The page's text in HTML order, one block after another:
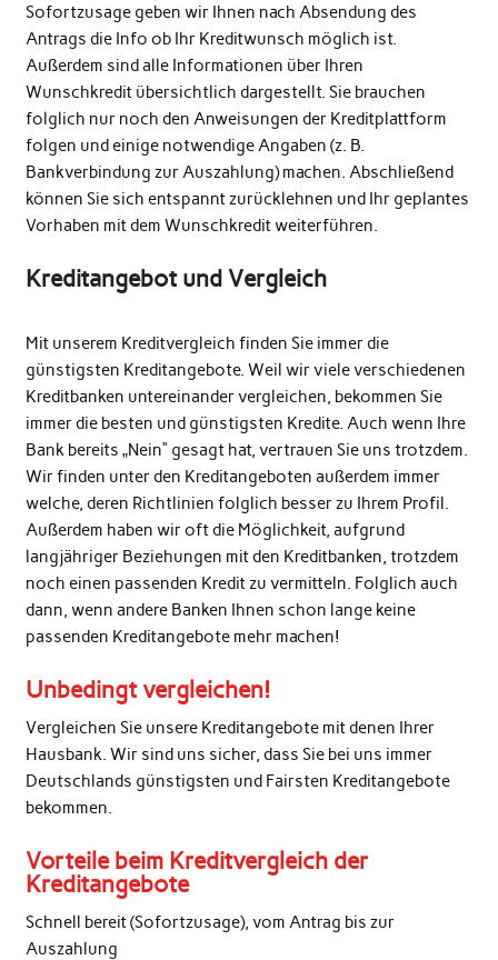
Sofortzusage geben wir Ihnen nach Absendung des
Antrags die Info ob Ihr Kreditwunsch möglich ist.
Außerdem sind alle Informationen über Ihren
Wunschkredit übersichtlich dargestellt. Sie brauchen
folglich nur noch den Anweisungen der Kreditplattform
folgen und einige notwendige Angaben (z. B.
Bankverbindung zur Auszahlung) machen. Abschließend
können Sie sich entspannt zurücklehnen und Ihr geplantes
Vorhaben mit dem Wunschkredit weiterführen.
Kreditangebot und Vergleich
Mit unserem Kreditvergleich finden Sie immer die
günstigsten Kreditangebote. Weil wir viele verschiedenen
Kreditbanken untereinander vergleichen, bekommen Sie
immer die besten und günstigsten Kredite. Auch wenn Ihre
Bank bereits „Nein“ gesagt hat, vertrauen Sie uns trotzdem.
Wir finden unter den Kreditangeboten außerdem immer
welche, deren Richtlinien folglich besser zu Ihrem Profil.
Außerdem haben wir oft die Möglichkeit, aufgrund
langjähriger Beziehungen mit den Kreditbanken, trotzdem
noch einen passenden Kredit zu vermitteln. Folglich auch
dann, wenn andere Banken Ihnen schon lange keine
passenden Kreditangebote mehr machen!
Unbedingt vergleichen!
Vergleichen Sie unsere Kreditangebote mit denen Ihrer
Hausbank. Wir sind uns sicher, dass Sie bei uns immer
Deutschlands günstigsten und Fairsten Kreditangebote
bekommen.
Vorteile beim Kreditvergleich der
Kreditangebote
Schnell bereit (Sofortzusage), vom Antrag bis zur
Auszahlung